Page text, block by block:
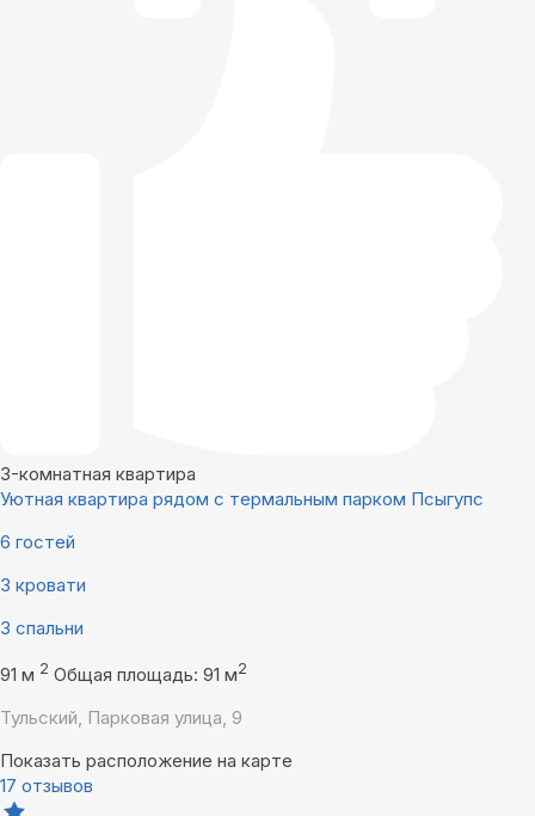
3-комнатная квартира
Уютная квартира рядом с термальным парком Псыгупс
6 гостей
3 кровати
3 спальни
91 м 2 Общая площадь: 91 м2
Тульский, Парковая улица, 9
Показать расположение на карте
17 отзывов